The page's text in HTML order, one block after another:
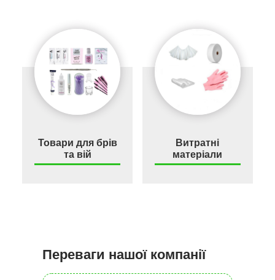
Товари для брів
та вій
Витратні
матеріали
Переваги нашої компанії